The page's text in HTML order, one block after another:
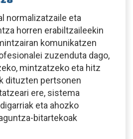
normalizatzaile eta
horren erabiltzaileekin
komunikatzen
zuzenduta dago,
mintzatzeko eta hitz
dituzten pertsonen
ere, sistema
eta ahozko
bitartekoak